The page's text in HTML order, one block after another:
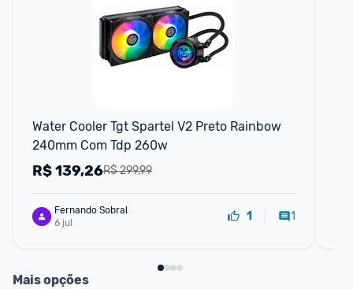
Water Cooler Tgt Spartel V2 Preto Rainbow
240mm Com Tdp 260w
R$ 299,99
R$139,26
Fernando Sobral
6 jul
1 1
Mais opções